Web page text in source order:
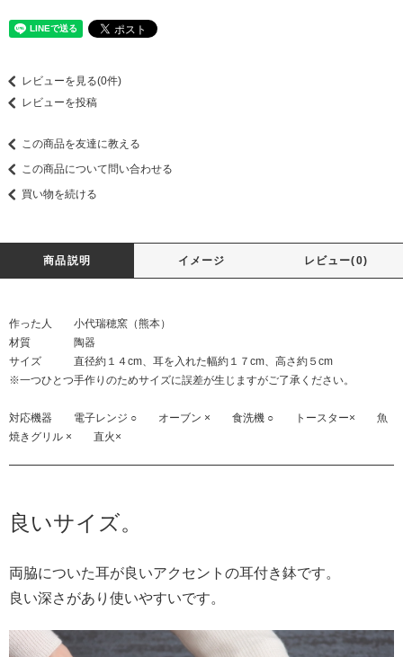
レビューを見る(0件)
レビューを投稿
この商品を友達に教える
この商品について問い合わせる
買い物を続ける
商品説明 イメージ レビュー(0)
作った人 小代瑞穂窯（熊本）
材質 陶器
サイズ 直径約１４cm、耳を入れた幅約１７cm、高さ約５cm
※一つひとつ手作りのためサイズに誤差が生じますがご了承ください。
対応機器 電子レンジ ○ オーブン × 食洗機 ○ トースター× 魚
焼きグリル × 直火×
良いサイズ。
両脇についた耳が良いアクセントの耳付き鉢です。
良い深さがあり使いやすいです。